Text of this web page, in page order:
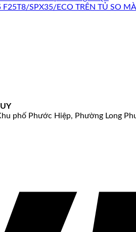
SPX35/ECO TRÊN TỦ SO
phố Phước Hiệp, Phường Long